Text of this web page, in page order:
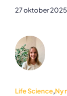
27 oktober 2025
Life Science,Ny